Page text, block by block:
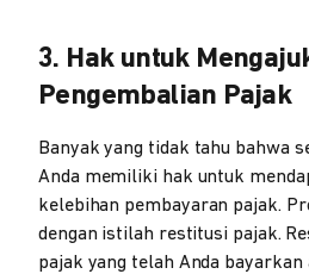
3. Hak untuk
Pengembalian Pajak
Banyak yang tidak tahu bahwa
Anda memiliki hak untuk
kelebihan pembayaran pajak.
dengan istilah restitusi pajak.
pajak yang telah Anda